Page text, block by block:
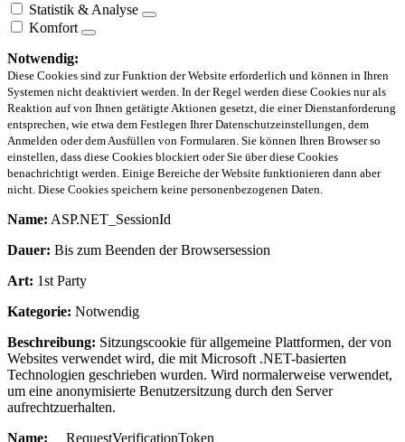
Statistik & Analyse
Komfort
Notwendig:
Diese Cookies sind zur Funktion der Website erforderlich und können in Ihren
Systemen nicht deaktiviert werden. In der Regel werden diese Cookies nur als
Reaktion auf von Ihnen getätigte Aktionen gesetzt, die einer Dienstanforderung
entsprechen, wie etwa dem Festlegen Ihrer Datenschutzeinstellungen, dem
Anmelden oder dem Ausfüllen von Formularen. Sie können Ihren Browser so
einstellen, dass diese Cookies blockiert oder Sie über diese Cookies
benachrichtigt werden. Einige Bereiche der Website funktionieren dann aber
nicht. Diese Cookies speichern keine personenbezogenen Daten.
Name: ASP.NET_SessionId
Dauer: Bis zum Beenden der Browsersession
Art: 1st Party
Kategorie: Notwendig
Beschreibung: Sitzungscookie für allgemeine Plattformen, der von
Websites verwendet wird, die mit Microsoft .NET-basierten
Technologien geschrieben wurden. Wird normalerweise verwendet,
um eine anonymisierte Benutzersitzung durch den Server
aufrechtzuerhalten.
Name: __RequestVerificationToken